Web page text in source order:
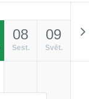
08
Sest.
09
Svēt.